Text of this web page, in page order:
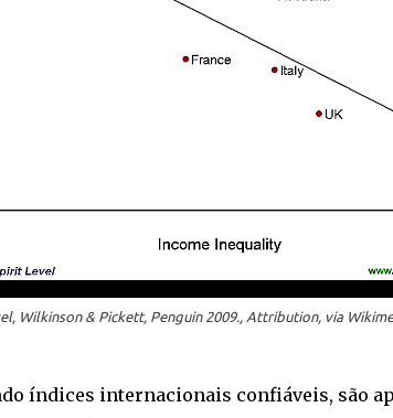
Wilkinson & Pickett, Penguin 2009., Attribution, via
índices internacionais confiáveis, são